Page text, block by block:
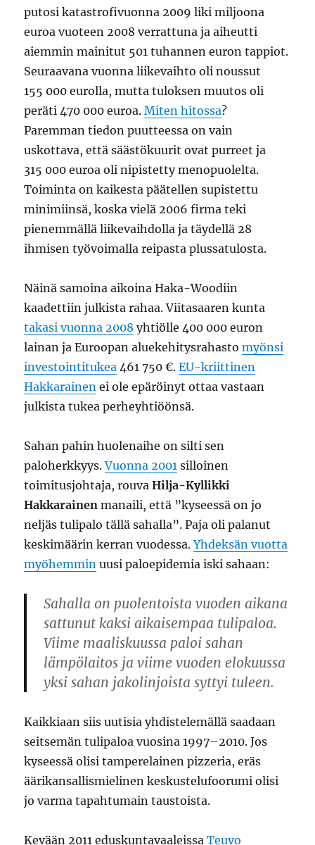
putosi katastrofivuonna 2009 liki miljoona
euroa vuoteen 2008 verrattuna ja aiheutti
aiemmin mainitut 501 tuhannen euron tappiot.
Seuraavana vuonna liikevaihto oli noussut
155 000 eurolla, mutta tuloksen muutos oli
peräti 470 000 euroa.Miten hitossa?
Paremman tiedon puutteessa on vain
uskottava, että säästökuurit ovat purreet ja
315 000 euroa oli nipistetty menopuolelta.
Toiminta on kaikesta päätellen supistettu
minimiinsä, koska vielä 2006 firma teki
pienemmällä liikevaihdolla ja täydellä 28
ihmisen työvoimalla reipasta plussatulosta.
Näinä samoina aikoina Haka-Woodiin
kaadettiin julkista rahaa. Viitasaaren kunta
takasi vuonna 2008 yhtiölle 400 000 euron
lainan ja Euroopan aluekehitysrahastomyönsi
investointitukea 461 750 €.EU-kriittinen
Hakkarainen ei ole epäröinyt ottaa vastaan
julkista tukea perheyhtiöönsä.
Sahan pahin huolenaihe on silti sen
paloherkkyys.Vuonna 2001 silloinen
toimitusjohtaja, rouvaHilja-Kyllikki
Hakkarainen manaili, että ”kyseessä on jo
neljäs tulipalo tällä sahalla”. Paja oli palanut
keskimäärin kerran vuodessa.Yhdeksän vuotta
myöhemmin uusi paloepidemia iski sahaan:
Sahalla on puolentoista vuoden aikana
sattunut kaksi aikaisempaa tulipaloa.
Viime maaliskuussa paloi sahan
lämpölaitos ja viime vuoden elokuussa
yksi sahan jakolinjoista syttyi tuleen.
Kaikkiaan siis uutisia yhdistelemällä saadaan
seitsemän tulipaloa vuosina 1997–2010. Jos
kyseessä olisi tamperelainen pizzeria, eräs
äärikansallismielinen keskustelufoorumi olisi
jo varma tapahtumain taustoista.
Kevään 2011 eduskuntavaaleissaTeuvo